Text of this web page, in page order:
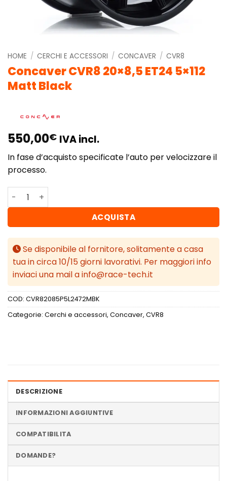
HOME / CERCHI E ACCESSORI / CONCAVER / CVR8
Concaver CVR8 20×8,5 ET24 5×112
Matt Black
550,00€ IVA incl.
In fase d’acquisto specificate l’auto per velocizzare il
processo.
Concaver CVR8 20x8,5 ET24 5x112 Matt Black quantità
ACQUISTA
Se disponibile al fornitore, solitamente a casa
tua in circa 10/15 giorni lavorativi. Per maggiori info
inviaci una mail a info@race-tech.it
COD: CVR82085P5L2472MBK
Categorie: Cerchi e accessori, Concaver, CVR8
DESCRIZIONE
INFORMAZIONI AGGIUNTIVE
COMPATIBILITA
DOMANDE?